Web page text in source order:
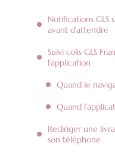
Notifications GLS
avant d’attendre
Suivi colis GLS
l’application
Quand le
Quand
Rediriger une
son téléphone